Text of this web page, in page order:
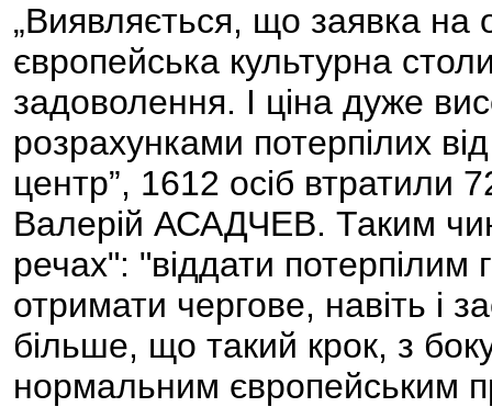
„Виявляється, що заявка на
європейська культурна
задоволення. І ціна дуже
розрахунками потерпілих
центр”, 1612 осіб втратили
Валерій АСАДЧЕВ. Таким
речах": "віддати потерпілим
отримати чергове, навіть і
більше, що такий крок, з
нормальним європейським